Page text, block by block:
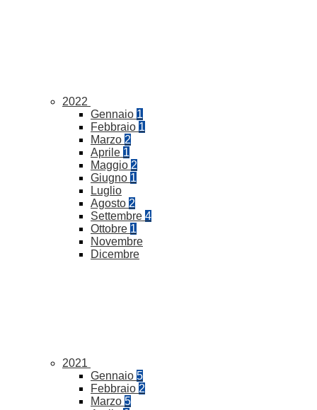
2022
Gennaio 1
Febbraio 1
Marzo 2
Aprile 1
Maggio 2
Giugno 1
Luglio
Agosto 2
Settembre 4
Ottobre 1
Novembre
Dicembre
2021
Gennaio 5
Febbraio 2
Marzo 5